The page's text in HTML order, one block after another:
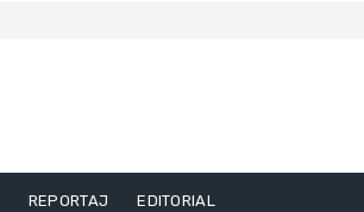
REPORTAJ EDITORIAL